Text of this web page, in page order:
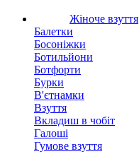
Жіноче взуття
Балетки
Босоніжки
Ботильйони
Ботфорти
Бурки
В'єтнамки
Взуття
Вкладиш в чобіт
Галоші
Гумове взуття